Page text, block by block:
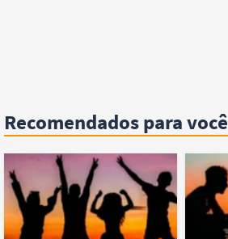
Recomendados para você